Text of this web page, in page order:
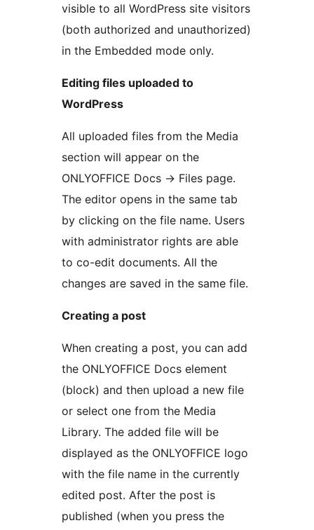
visible to all WordPress site visitors
(both authorized and unauthorized)
in the Embedded mode only.
Editing files uploaded to
WordPress
All uploaded files from the Media
section will appear on the
ONLYOFFICE Docs -> Files page.
The editor opens in the same tab
by clicking on the file name. Users
with administrator rights are able
to co-edit documents. All the
changes are saved in the same file.
Creating a post
When creating a post, you can add
the ONLYOFFICE Docs element
(block) and then upload a new file
or select one from the Media
Library. The added file will be
displayed as the ONLYOFFICE logo
with the file name in the currently
edited post. After the post is
published (when you press the